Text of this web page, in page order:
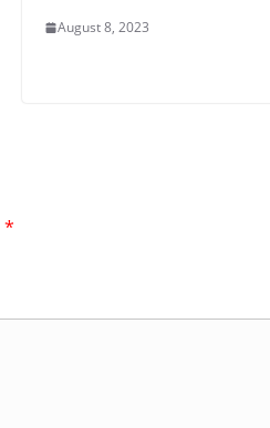
August 8, 2023
*